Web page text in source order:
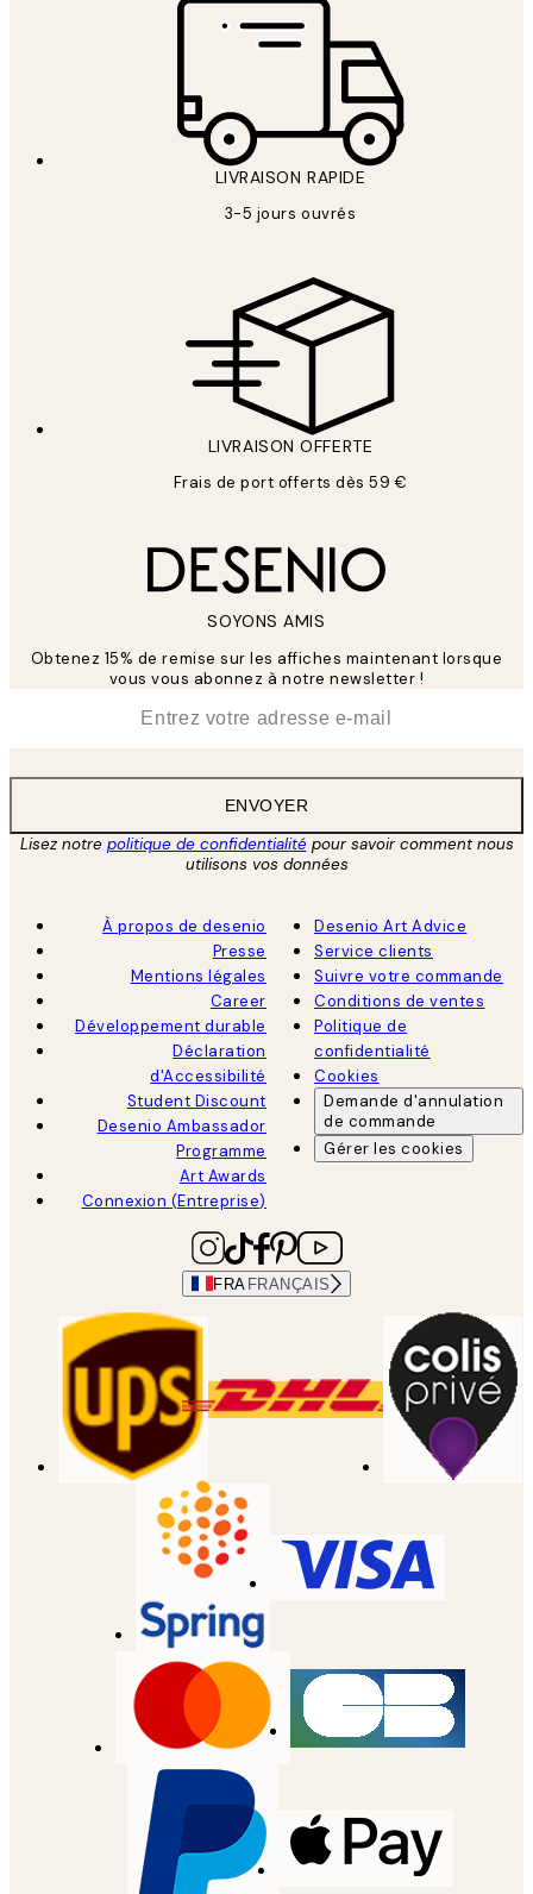
LIVRAISON RAPIDE
3-5 jours ouvrés
LIVRAISON OFFERTE
Frais de port offerts dès 59 €
SOYONS AMIS
Obtenez 15% de remise sur les affiches maintenant lorsque
vous vous abonnez à notre newsletter !
ENVOYER
Lisez notre politique de confidentialitépour savoir comment nous
utilisons vos données
À propos de desenio
Presse
Mentions légales
Career
Développement durable
Déclaration
d'Accessibilité
Student Discount
Desenio Ambassador
Programme
Art Awards
Connexion (Entreprise)
Desenio Art Advice
Service clients
Suivre votre commande
Conditions de ventes
Politique de
confidentialité
Cookies
Demande d'annulation
de commande
Gérer les cookies
FRA FRANÇAIS